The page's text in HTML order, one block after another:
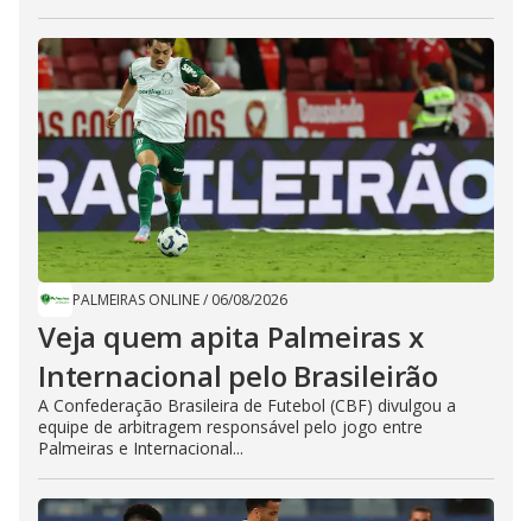
PALMEIRAS ONLINE/ 06/08/2026
Veja quem apita Palmeiras x
Internacional pelo Brasileirão
A Confederação Brasileira de Futebol (CBF) divulgou a
equipe de arbitragem responsável pelo jogo entre
Palmeiras e Internacional...